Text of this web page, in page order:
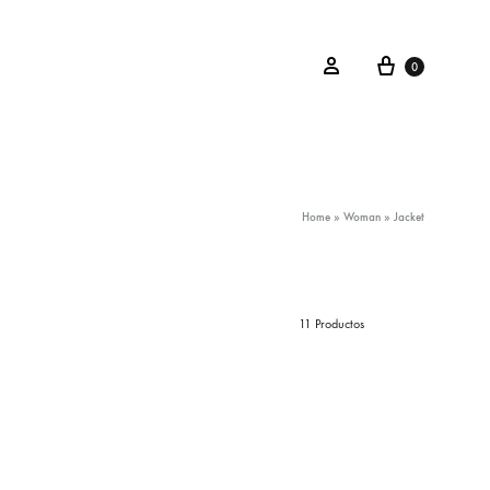
Iniciar SesiónCarrito
0
Home » Woman » Jacket
11 Productos